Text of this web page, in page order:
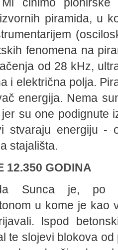
piramida, u
fenomena na
od 28 kHz,
i električna polja.
energija. Nema
su one podignute
stvaraju energiju -
stajališta.
12.350 GODINA
Sunca je, po
u kome je kao
Ispod
te slojevi blokova